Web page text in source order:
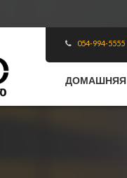
054-994-5555
ДОМАШНЯЯ